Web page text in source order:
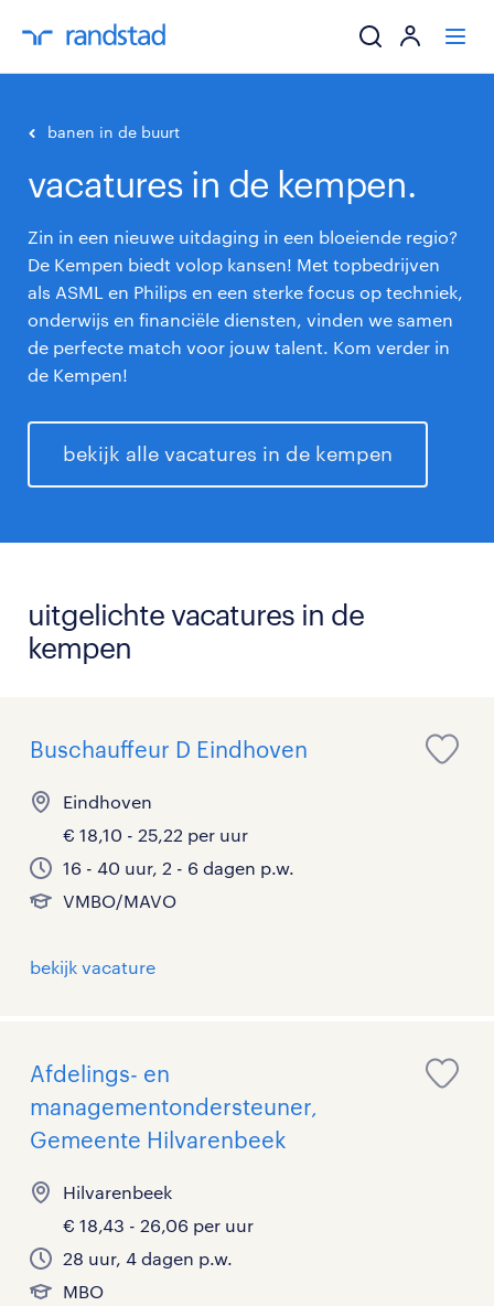
werkgevers
mijn carrière
over randstad
banen in de buurt
vacatures in de kempen.
Zin in een nieuwe uitdaging in een bloeiende regio?
De Kempen biedt volop kansen! Met topbedrijven
als ASML en Philips en een sterke focus op techniek,
onderwijs en financiële diensten, vinden we samen
de perfecte match voor jouw talent. Kom verder in
de Kempen!
bekijk alle vacatures in de kempen
uitgelichte vacatures in de
kempen
Buschauffeur D Eindhoven
Eindhoven
€ 18,10 - 25,22 per uur
16 - 40 uur, 2 - 6 dagen p.w.
VMBO/MAVO
bekijk vacature
Afdelings- en
managementondersteuner,
Gemeente Hilvarenbeek
Hilvarenbeek
€ 18,43 - 26,06 per uur
28 uur, 4 dagen p.w.
MBO